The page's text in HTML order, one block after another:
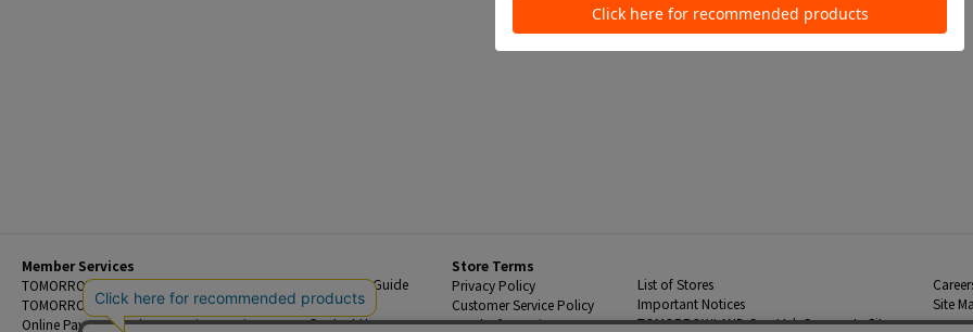
Member Services
TOMORROWLAND Members
TOMORROWLAND App
Online Payment and Reservation Services
Beginner's Guide
FAQ
Contact Us
Store Terms
Privacy Policy
Customer Service Policy
Legal Information
List of Stores
Important Notices
TOMORROWLAND Co., Ltd. Corporate Site
Site